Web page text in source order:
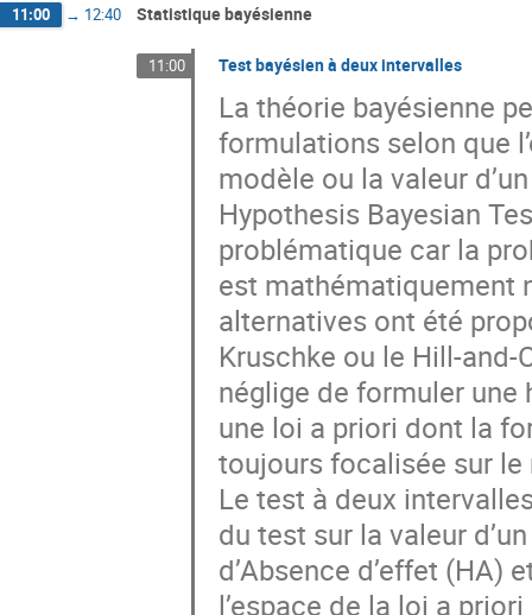
11:00 → 12:40 Statistique bayésienne
11:00 Test bayésien à deux intervalles
La théorie bayésienne
formulations selon que
modèle ou la valeur
Hypothesis Bayesian
problématique car la
est mathématiquement
alternatives ont été
Kruschke ou le Hill-and-
néglige de formuler
une loi a priori dont la
toujours focalisée sur le
Le test à deux
du test sur la valeur
d’Absence d’effet (HA)
l’espace de la loi a